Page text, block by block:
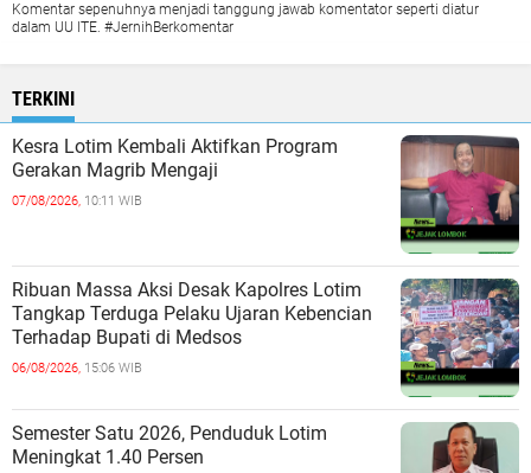
Komentar sepenuhnya menjadi tanggung jawab komentator seperti diatur
dalam UU ITE. #JernihBerkomentar
TERKINI
Kesra Lotim Kembali Aktifkan Program
Gerakan Magrib Mengaji
07/08/2026, 10:11 WIB
Ribuan Massa Aksi Desak Kapolres Lotim
Tangkap Terduga Pelaku Ujaran Kebencian
Terhadap Bupati di Medsos
06/08/2026, 15:06 WIB
Semester Satu 2026, Penduduk Lotim
Meningkat 1.40 Persen